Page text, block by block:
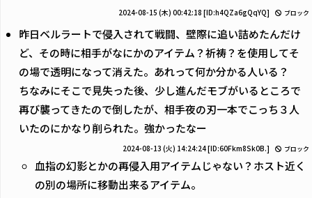
2024-08-15 (木) 00:42:18 [ID:h4QZa6gQqYQ] ブロック
昨日ベルラートで侵入されて戦闘、壁際に追い詰めたんだけ
ど、その時に相手がなにかのアイテム？祈祷？を使用してそ
の場で透明になって消えた。あれって何か分かる人いる？
ちなみにそこで見失った後、少し進んだモブがいるところで
再び襲ってきたので倒したが、相手夜の刃一本でこっち３人
いたのにかなり削られた。強かったなー
2024-08-13 (火) 14:24:24[ID:60Fkm8Sk0B.] ブロック
血指の幻影とかの再侵入用アイテムじゃない？ホスト近く
の別の場所に移動出来るアイテム。